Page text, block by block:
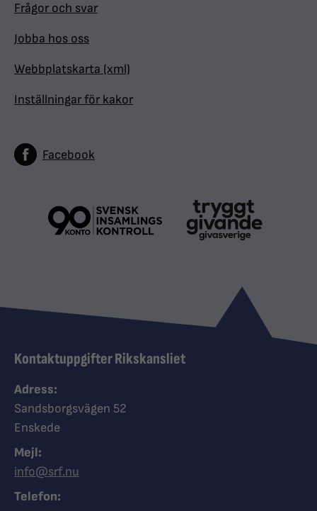
Frågor och svar
Jobba hos oss
Webbplatskarta (xml)
Inställningar för kakor
Facebook
Kontaktuppgifter Rikskansliet
Adress:
Sandsborgsvägen 52
Enskede
Mejl:
info@srf.nu
Telefon: